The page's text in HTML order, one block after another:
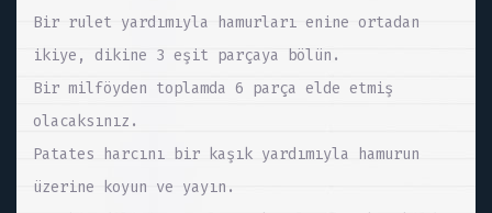
Bir rulet yardımıyla hamurları enine ortadan
ikiye, dikine 3 eşit parçaya bölün.
Bir milföyden toplamda 6 parça elde etmiş
olacaksınız.
Patates harcını bir kaşık yardımıyla hamurun
üzerine koyun ve yayın.